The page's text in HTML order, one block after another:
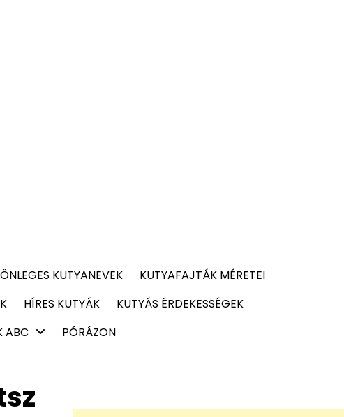
KUTYANEVEK
KUTYAFAJTÁK MÉRETEI
HÍRES KUTYÁK
KUTYÁS ÉRDEKESSÉGEK
ABC PÓRÁZON